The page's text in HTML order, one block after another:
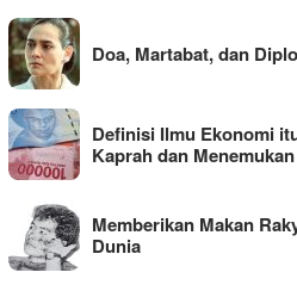
Doa, Martabat, dan
Definisi Ilmu Ekonomi
Kaprah dan
Memberikan Makan
Dunia